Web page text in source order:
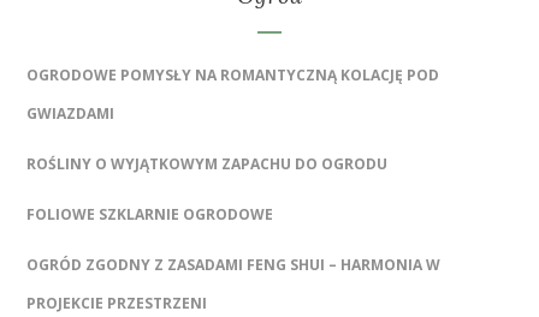
OGRODOWE POMYSŁY NA ROMANTYCZNĄ KOLACJĘ POD
GWIAZDAMI
ROŚLINY O WYJĄTKOWYM ZAPACHU DO OGRODU
FOLIOWE SZKLARNIE OGRODOWE
OGRÓD ZGODNY Z ZASADAMI FENG SHUI – HARMONIA W
PROJEKCIE PRZESTRZENI